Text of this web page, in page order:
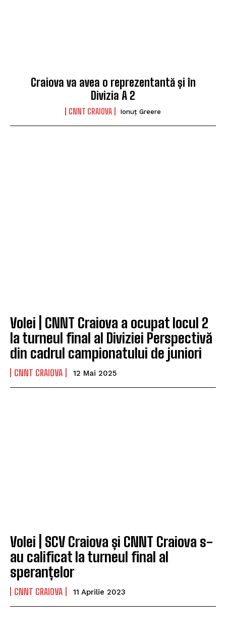
Craiova va avea o reprezentantă și în
Divizia A 2
CNNT CRAIOVA Ionuț Greere
Volei | CNNT Craiova a ocupat locul 2
la turneul final al Diviziei Perspectivă
din cadrul campionatului de juniori
CNNT CRAIOVA 12 Mai 2025
Volei | SCV Craiova și CNNT Craiova s-
au calificat la turneul final al
speranțelor
CNNT CRAIOVA 11 Aprilie 2023